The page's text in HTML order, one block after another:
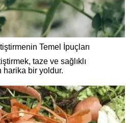
Temel İpuçları
taze ve sağlıklı
harika bir yoldur.